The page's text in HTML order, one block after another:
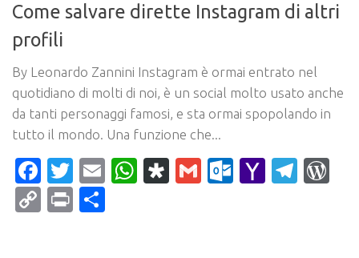
Come salvare dirette Instagram di altri
profili
By Leonardo Zannini Instagram è ormai entrato nel
quotidiano di molti di noi, è un social molto usato anche
da tanti personaggi famosi, e sta ormai spopolando in
tutto il mondo. Una funzione che...
Facebook
Twitter
EmailWhatsApp
Diaspora
Gmail Yahoo
CopyPrint